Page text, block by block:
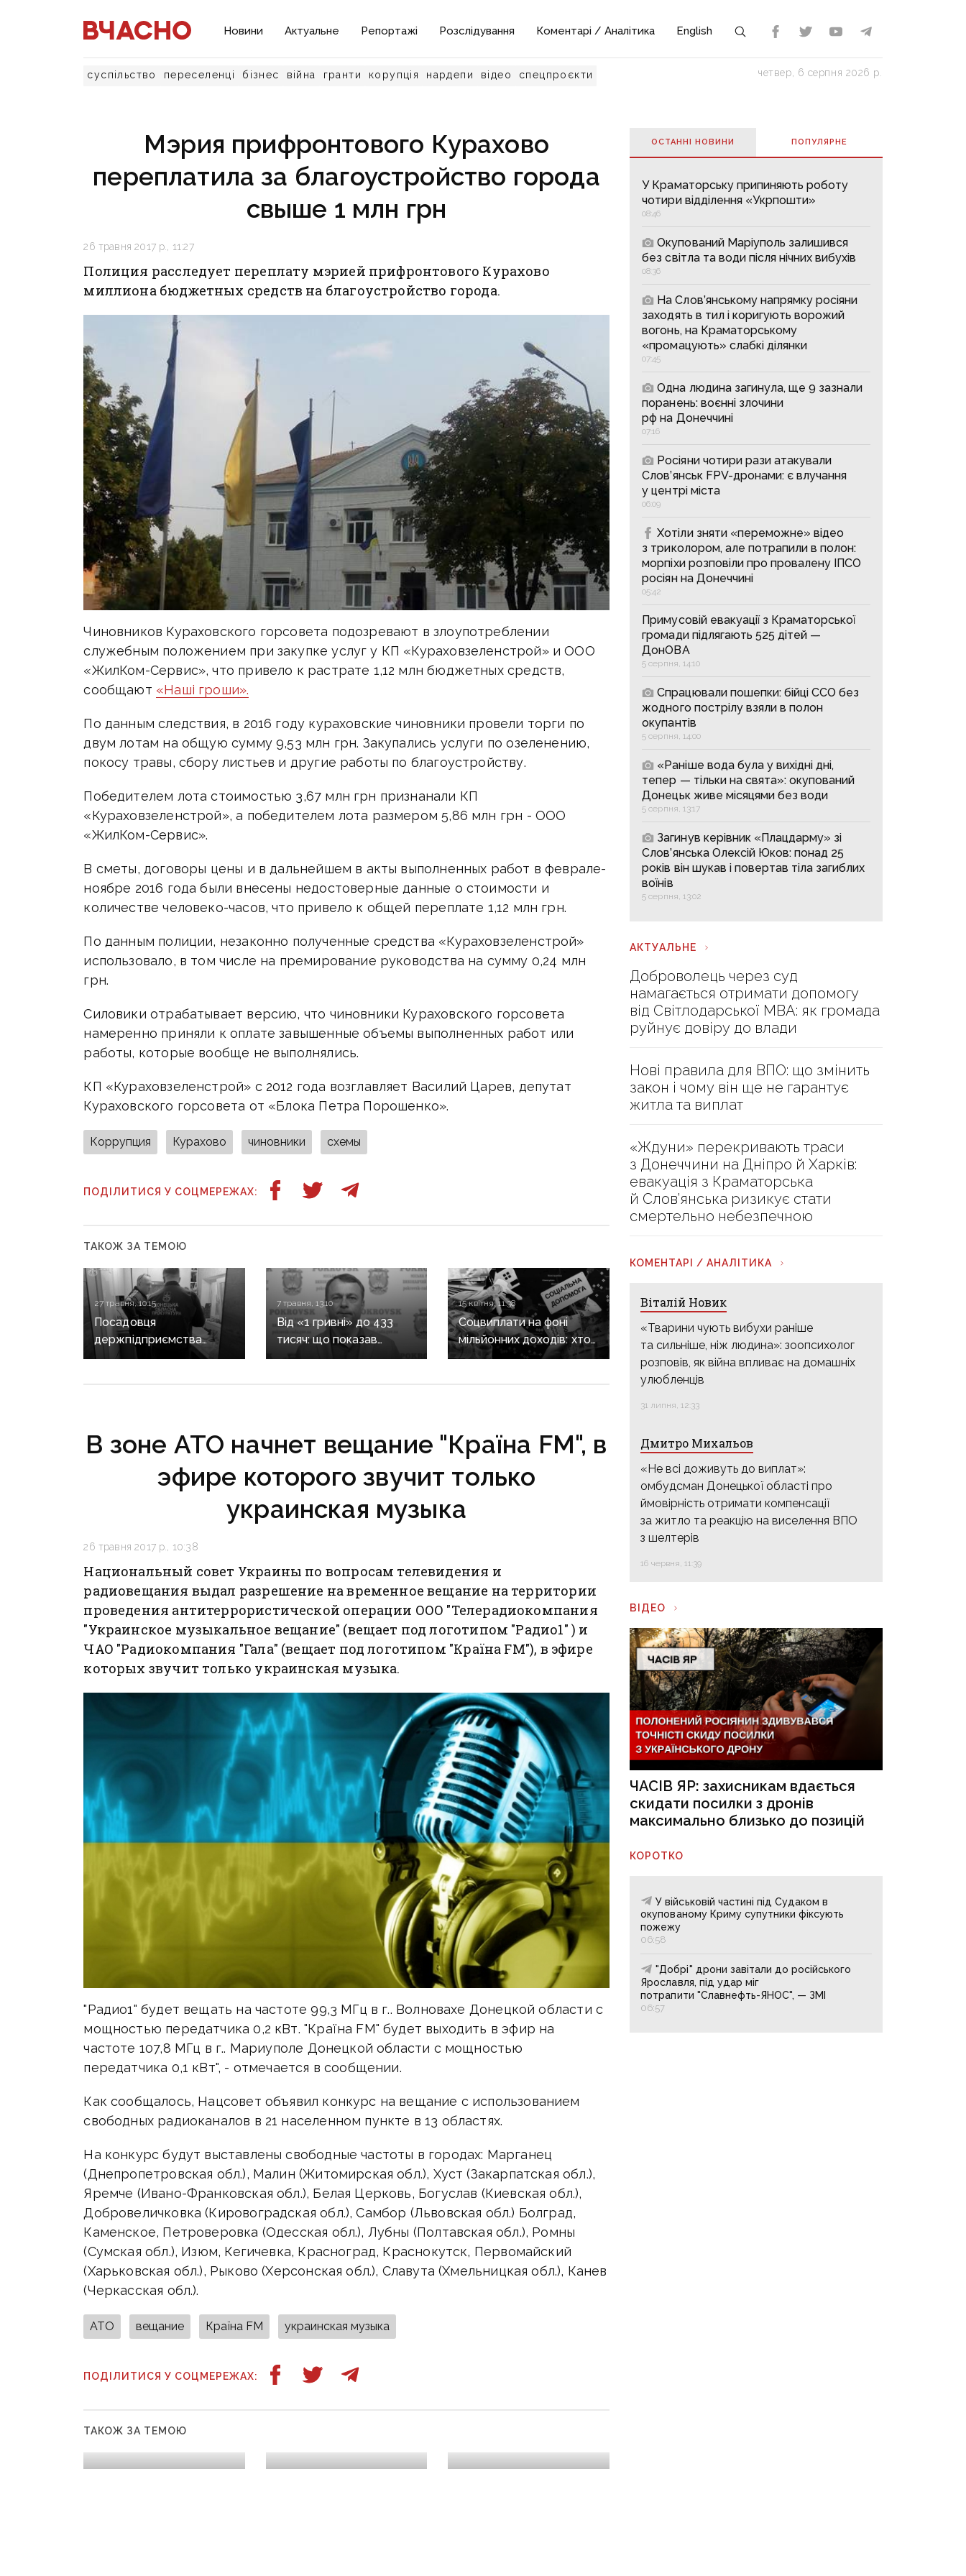
Новини Актуальне Репортажі Розслідування Коментарі / Аналітика English
суспільство переселенці бізнес війна гранти корупція нардепи відео спецпроєкти четвер, 6 серпня 2026 р.
Мэрия прифронтового Курахово
переплатила за благоустройство города
свыше 1 млн грн
26 травня 2017 р., 11:27
Полиция расследует переплату мэрией прифронтового Курахово
миллиона бюджетных средств на благоустройство города.
Чиновников Кураховского горсовета подозревают в злоупотреблении
служебным положением при закупке услуг у КП «Кураховзеленстрой» и ООО
«ЖилКом-Сервис», что привело к растрате 1,12 млн бюджетных средств,
сообщают «Наші гроши».
По данным следствия, в 2016 году кураховские чиновники провели торги по
двум лотам на общую сумму 9,53 млн грн. Закупались услуги по озеленению,
покосу травы, сбору листьев и другие работы по благоустройству.
Победителем лота стоимостью 3,67 млн грн признанали КП
«Кураховзеленстрой», а победителем лота размером 5,86 млн грн - ООО
«ЖилКом-Сервис».
В сметы, договоры цены и в дальнейшем в акты выполненных работ в феврале-
ноябре 2016 года были внесены недостоверные данные о стоимости и
количестве человеко-часов, что привело к общей переплате 1,12 млн грн.
По данным полиции, незаконно полученные средства «Кураховзеленстрой»
использовало, в том числе на премирование руководства на сумму 0,24 млн
грн.
Силовики отрабатывает версию, что чиновники Кураховского горсовета
намеренно приняли к оплате завышенные объемы выполненных работ или
работы, которые вообще не выполнялись.
КП «Кураховзеленстрой» с 2012 года возглавляет Василий Царев, депутат
Кураховского горсовета от «Блока Петра Порошенко».
Коррупция Курахово чиновники схемы
ПОДІЛИТИСЯ У СОЦМЕРЕЖАХ:
ТАКОЖ ЗА ТЕМОЮ
27 травня, 10:15
Посадовця
держпідприємства
з Мирнограда
7 травня, 13:10
Від «1 гривні» до 433
тисяч: що показав
у виправленій декларації
15 квітня, 11:38
Соцвиплати на фоні
мільйонних доходів: хто
з керівників В А
В зоне АТО начнет вещание "Країна FM", в
эфире которого звучит только
украинская музыка
26 травня 2017 р., 10:38
Национальный совет Украины по вопросам телевидения и
радиовещания выдал разрешение на временное вещание на территории
проведения антитеррористической операции ООО "Телерадиокомпания
"Украинское музыкальное вещание" (вещает под логотипом "Радио1" ) и
ЧАО "Радиокомпания "Гала" (вещает под логотипом "Країна FM"), в эфире
которых звучит только украинская музыка.
"Радио1" будет вещать на частоте 99,3 МГц в г.. Волновахе Донецкой области с
мощностью передатчика 0,2 кВт. "Країна FM" будет выходить в эфир на
частоте 107,8 МГц в г.. Мариуполе Донецкой области с мощностью
передатчика 0,1 кВт", - отмечается в сообщении.
Как сообщалось, Нацсовет объявил конкурс на вещание с использованием
свободных радиоканалов в 21 населенном пункте в 13 областях.
На конкурс будут выставлены свободные частоты в городах: Марганец
(Днепропетровская обл.), Малин (Житомирская обл.), Хуст (Закарпатская обл.),
Яремче (Ивано-Франковская обл.), Белая Церковь, Богуслав (Киевская обл.),
Добровеличковка (Кировоградская обл.), Самбор (Львовская обл.) Болград,
Каменское, Петроверовка (Одесская обл.), Лубны (Полтавская обл.), Ромны
(Сумская обл.), Изюм, Кегичевка, Красноград, Краснокутск, Первомайский
(Харьковская обл.), Рыково (Херсонская обл.), Славута (Хмельницкая обл.), Канев
(Черкасская обл.).
АТО вещание Країна FM украинская музыка
ПОДІЛИТИСЯ У СОЦМЕРЕЖАХ:
ТАКОЖ ЗА ТЕМОЮ
ОСТАННІ НОВИНИ ПОПУЛЯРНE
У Краматорську припиняють роботу
чотири відділення «Укрпошти»
08:46
Окупований Маріуполь залишився
без світла та води після нічних вибухів
08:36
На Слов’янському напрямку росіяни
заходять в тил і коригують ворожий
вогонь, на Краматорському
«промацують» слабкі ділянки
07:45
Одна людина загинула, ще 9 зазнали
поранень: воєнні злочини
рф на Донеччині
07:16
Росіяни чотири рази атакували
Слов’янськ FPV-дронами: є влучання
у центрі міста
06:09
Хотіли зняти «переможне» відео
з триколором, але потрапили в полон:
морпіхи розповіли про провалену ІПСО
росіян на Донеччині
05:42
Примусовій евакуації з Краматорської
громади підлягають 525 дітей —
ДонОВА
5 серпня, 14:10
Спрацювали пошепки: бійці ССО без
жодного пострілу взяли в полон
окупантів
5 серпня, 14:00
«Раніше вода була у вихідні дні,
тепер — тільки на свята»: окупований
Донецьк живе місяцями без води
5 серпня, 13:17
Загинув керівник «Плацдарму» зі
Слов’янська Олексій Юков: понад 25
років він шукав і повертав тіла загиблих
воїнів
5 серпня, 13:02
АКТУАЛЬНЕ
Доброволець через суд
намагається отримати допомогу
від Світлодарської МВА: як громада
руйнує довіру до влади
Нові правила для ВПО: що змінить
закон і чому він ще не гарантує
житла та виплат
«Ждуни» перекривають траси
з Донеччини на Дніпро й Харків:
евакуація з Краматорська
й Слов’янська ризикує стати
смертельно небезпечною
КОМЕНТАРІ / АНАЛІТИКА
Віталій Новик
«Тварини чують вибухи раніше
та сильніше, ніж людина»: зоопсихолог
розповів, як війна впливає на домашніх
улюбленців
31 липня, 12:33
Дмитро Михальов
«Не всі доживуть до виплат»:
омбудсман Донецької області про
ймовірність отримати компенсації
за житло та реакцію на виселення ВПО
з шелтерів
16 червня, 11:39
ВІДЕО
ЧАСІВ ЯР: захисникам вдається
скидати посилки з дронів
максимально близько до позицій
КОРОТКО
У військовій частині під Судаком в
окупованому Криму супутники фіксують
пожежу
06:58
"Добрі" дрони завітали до російського
Ярославля, під удар міг
потрапити "Славнефть-ЯНОС", — ЗМІ
06:57